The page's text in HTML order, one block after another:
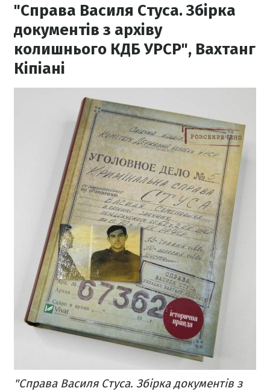
"Справа Василя Стуса. Збірка
документів з архіву
колишнього КДБ УРСР", Вахтанг
Кіпіані
"Справа Василя Стуса. Збірка документів з